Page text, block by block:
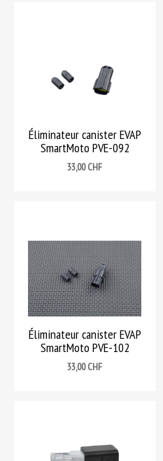
Éliminateur canister EVAP
SmartMoto PVE-092
Prix
33,00 CHF
Éliminateur canister EVAP
SmartMoto PVE-102
Prix
33,00 CHF